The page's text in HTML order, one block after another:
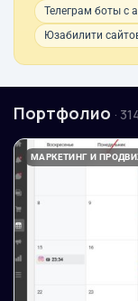
Телеграм боты с
Юзабилити
Портфолио ·
МАРКЕТИНГ И